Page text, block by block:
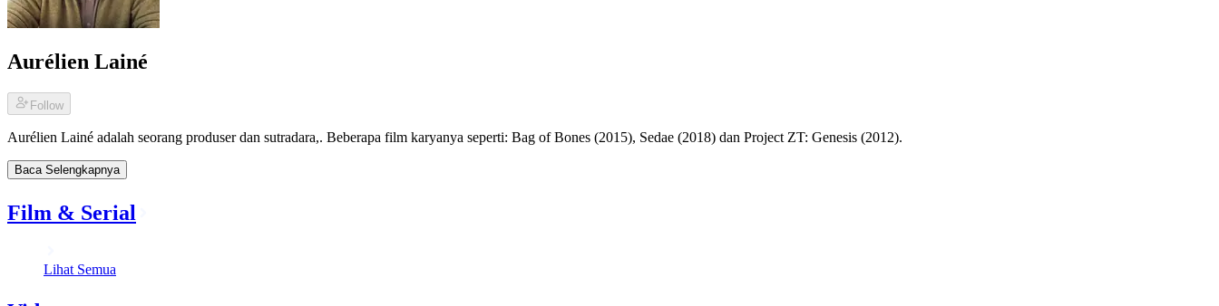
Aurélien Lainé
Follow
Aurélien Lainé adalah seorang produser dan sutradara,. Beberapa film karyanya seperti: Bag of Bones (2015), Sedae (2018) dan Project ZT: Genesis (2012).
Baca Selengkapnya
Film & Serial
Lihat Semua